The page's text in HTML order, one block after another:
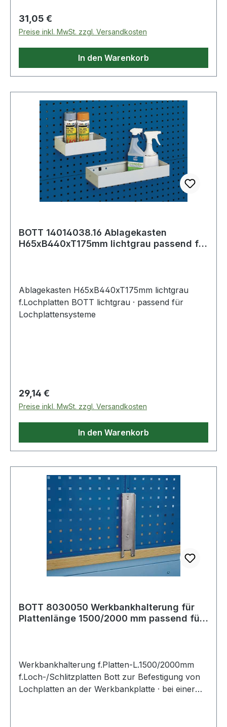
Regulärer Preis:
31,05 €
Preise inkl. MwSt. zzgl. Versandkosten
In den Warenkorb
BOTT 14014038.16 Ablagekasten
H65xB440xT175mm lichtgrau passend für
Ablagekasten H65xB440xT175mm lichtgrau
f.Lochplatten BOTT lichtgrau · passend für
Lochplattensysteme
Regulärer Preis:
29,14 €
Preise inkl. MwSt. zzgl. Versandkosten
In den Warenkorb
BOTT 8030050 Werkbankhalterung für
Plattenlänge 1500/2000 mm passend für
Werkbankhalterung f.Platten-L.1500/2000mm
f.Loch-/Schlitzplatten Bott zur Befestigung von
Lochplatten an der Werkbankplatte · bei einer